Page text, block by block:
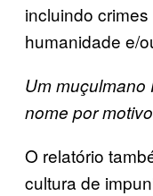
incluindo
humanidade e/
Um muçulmano
nome por
O relatório
cultura de